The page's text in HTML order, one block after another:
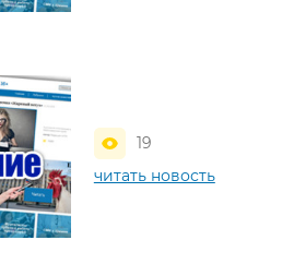
19
читать новость